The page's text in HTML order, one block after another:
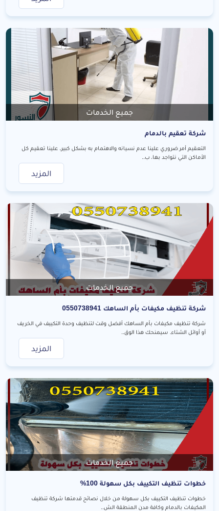
جميع الخدمات
شركة تعقيم بالدمام
التعقيم أمر ضروري علينا عدم نسيانه والاهتمام به بشكل كبير، علينا تعقيم كل
الأماكن التي نتواجد بها، ب..
المزيد
جميع الخدمات
شركة تنظيف مكيفات بأم الساهك 0550738941
شركة تنظيف مكيفات بأم الساهك أفضل وقت لتنظيف وحدة التكييف في الخريف
أو أوائل الشتاء. سيمنحك هذا الوق..
المزيد
جميع الخدمات
خطوات تنظيف التكييف بكل سهولة 100%
خطوات تنظيف التكييف بكل سهولة من خلال نصائح قدمتها شركة تنظيف
المكيفات بالدمام وكافة مدن المنطقة الش..